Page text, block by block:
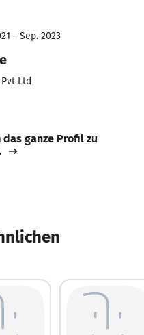
- Sep. 2023
Ltd
das ganze Profil zu